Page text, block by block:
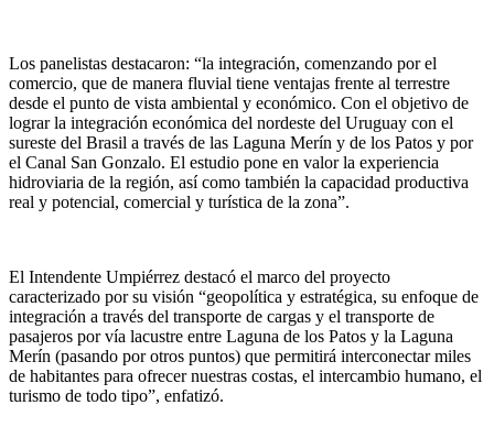
Los panelistas destacaron: “la integración, comenzando por el
comercio, que de manera fluvial tiene ventajas frente al terrestre
desde el punto de vista ambiental y económico. Con el objetivo de
lograr la integración económica del nordeste del Uruguay con el
sureste del Brasil a través de las Laguna Merín y de los Patos y por
el Canal San Gonzalo. El estudio pone en valor la experiencia
hidroviaria de la región, así como también la capacidad productiva
real y potencial, comercial y turística de la zona”.
El Intendente Umpiérrez destacó el marco del proyecto
caracterizado por su visión “geopolítica y estratégica, su enfoque de
integración a través del transporte de cargas y el transporte de
pasajeros por vía lacustre entre Laguna de los Patos y la Laguna
Merín (pasando por otros puntos) que permitirá interconectar miles
de habitantes para ofrecer nuestras costas, el intercambio humano, el
turismo de todo tipo”, enfatizó.